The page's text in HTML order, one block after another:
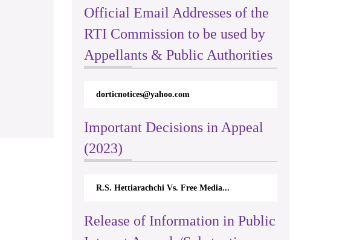
Official Email Addresses of the
RTI Commission to be used by
Appellants & Public Authorities
dorticnotices@yahoo.com
Important Decisions in Appeal
(2023)
R.S. Hettiarachchi Vs. Free Media...
Release of Information in Public